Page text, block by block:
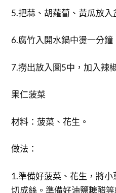
5.把蒜、胡蘿蔔、黃瓜放入
6.腐竹入開水鍋中燙一分鐘
7.撈出放入圖5中，加入辣
果仁菠菜
材料：菠菜、花生。
做法：
1.準備好菠菜、花生，將
切成絲。準備好油鹽糖醋等